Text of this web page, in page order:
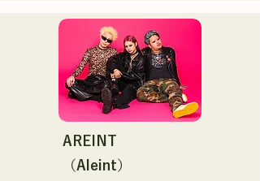
滑走屋場内アナウンス、ク
リスマスアドベント、イス
ラデサルサ、福岡ウィニン
グスピリッツのスタジアム
DJ、金鷲旗、山笠関連イベ
ント、地域イベント、
summit)、福岡市武道館オー
プニング記念イベント,結婚
2024年10月より音楽活動を
福岡を中心にブッキングラ
イブや路上ライブなど精力
的に活動を行っている。
2025年11月22日にはファー
催。
EP《夢戰夜》，並開啟了全
國巡迴演出。
來聽聽他們根據小說改編的
充滿樂趣又略帶憂鬱的歌曲
吧！
AREINT
（Aleint）